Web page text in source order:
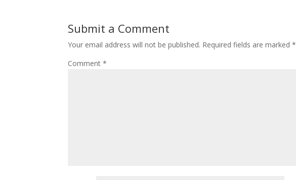
o
o
k
o
n
Submit a Comment
Your email address will not be published. Required fields are marked*
Comment*